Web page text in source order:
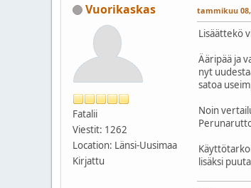
Vuorikaskas
Fatalii
Viestit: 1262
Location: Länsi-Uusimaa
Kirjattu
tammikuu 08,
Lisäättekö
Ääripää ja
nyt
satoa
Noin
lisäksi